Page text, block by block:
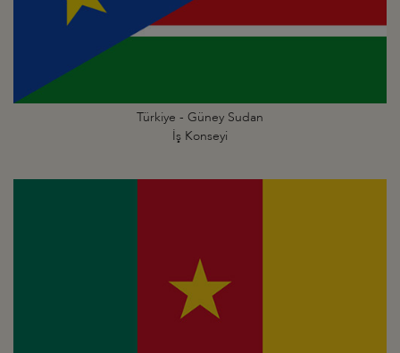
Türkiye - Güney Sudan
İş Konseyi